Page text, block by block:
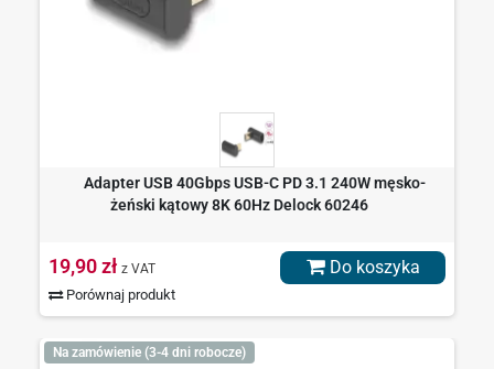
Adapter USB 40Gbps USB-C PD 3.1 240W męsko-
żeński kątowy 8K 60Hz Delock 60246
19,90 zł z VAT
Porównaj produkt
Do koszyka
Na zamówienie (3-4 dni robocze)